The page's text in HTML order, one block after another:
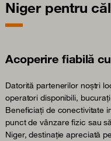
Niger pentru
Acoperire fiabilă
Datorită partenerilor noștri
operatori disponibili,
Beneficiați de conectivitate
punct de vânzare fizic sau
Niger, destinație apreciată